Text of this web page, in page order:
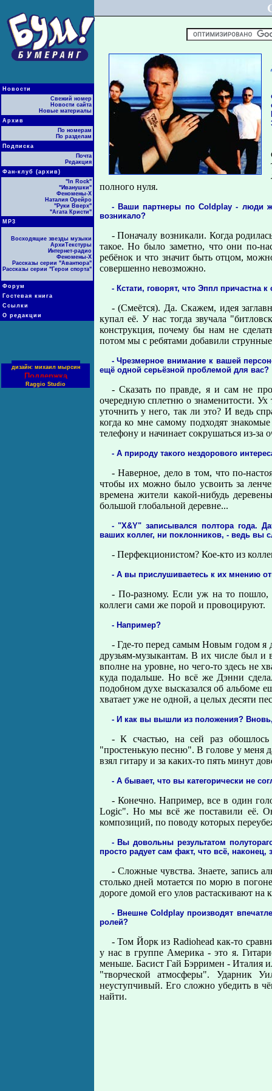
Новости
Свежий номер
Новости сайта
Новые материалы
Архив
По номерам
По разделам
Подписка
Почта
Редакция
Фан-клуб (архив)
"In Rock"
"Иванушки"
Феномены-Х
Наталия Орейро
"Руки Вверх"
"Агата Кристи"
МР3
Восходящие звезды музыки
АрхиТекстуры
Интернет-радио
Феномены-Х
Рассказы серии "Авантюра"
Рассказы серии "Герои спорта"
Форум
Гостевая книга
Ссылки
О редакции
дизайн: михаил мырсин
Поддержка
Raggio Studio
полного нуля.
- Ваши партнеры по Coldplay - люди
возникало?
- Поначалу возникали. Когда
такое. Но было заметно, что они по-
ребёнок и что значит быть отцом,
совершенно невозможно.
- Кстати, говорят, что Эппл причастна
- (Смеётся). Да. Скажем, идея
купал её. У нас тогда звучала
конструкция, почему бы нам не
потом мы с ребятами добавили
- Чрезмерное внимание к вашей
ещё одной серьёзной проблемой для вас?
- Сказать по правде, я и сам не
очередную сплетню о знаменитости. Ух
уточнить у него, так ли это? И ведь
когда ко мне самому подходят
телефону и начинает сокрушаться из-за
- А природу такого нездорового
- Наверное, дело в том, что по-
чтобы их можно было усвоить за
времена жители какой-нибудь
большой глобальной деревне...
- "X&Y" записывался полтора года.
ваших коллег, ни поклонников, - ведь вы
- Перфекционистом? Кое-кто из
- А вы прислушиваетесь к их мнению
- По-разному. Если уж на то пошло,
коллеги сами же порой и провоцируют.
- Например?
- Где-то перед самым Новым годом я
друзьям-музыкантам. В их числе был и
вполне на уровне, но чего-то здесь не
куда подальше. Но всё же Дэнни
подобном духе высказался об альбоме
хватает уже не одной, а целых десяти
- И как вы вышли из положения?
- К счастью, на сей раз обошлось
"простенькую песню". В голове у меня
взял гитару и за каких-то пять минут
- А бывает, что вы категорически не
- Конечно. Например, все в один
Logic". Но мы всё же поставили её.
композиций, по поводу которых
- Вы довольны результатом
просто радует сам факт, что всё, наконец,
- Сложные чувства. Знаете, запись
столько дней мотается по морю в
дороге домой его улов растаскивают на
- Внешне Coldplay производят
ролей?
- Том Йорк из Radiohead как-то
у нас в группе Америка - это я.
меньше. Басист Гай Бэрримен - Италия
"творческой атмосферы". Ударник
неуступчивый. Его сложно убедить в
найти.